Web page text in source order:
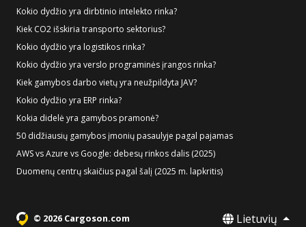
Kokio dydžio yra dirbtinio intelekto rinka?
Kiek CO2 išskiria transporto sektorius?
Kokio dydžio yra logistikos rinka?
Kokio dydžio yra verslo programinės įrangos rinka?
Kiek gamybos darbo vietų yra neužpildyta JAV?
Kokio dydžio yra ERP rinka?
Kokia didelė yra gamybos pramonė?
50 didžiausių gamybos įmonių pasaulyje pagal pajamas
AWS vs Azure vs Google: debesų rinkos dalis (2025)
Duomenų centrų skaičius pagal šalį (2025 m. lapkritis)
© 2026 Cargoson.com Lietuvių